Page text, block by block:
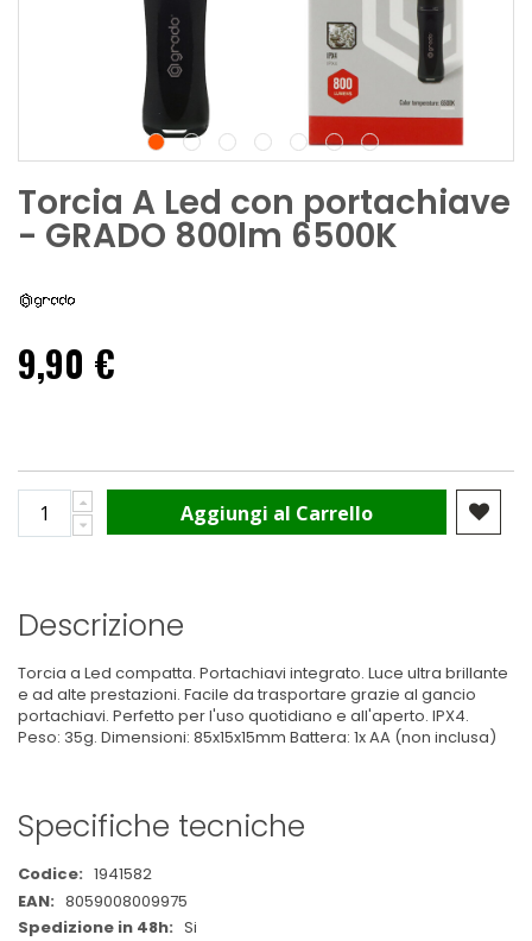
Torcia A Led con portachiave
- GRADO 800lm 6500K
9,90 €
Aggiungi al Carrello
Descrizione
Torcia a Led compatta. Portachiavi integrato. Luce ultra brillante
e ad alte prestazioni. Facile da trasportare grazie al gancio
portachiavi. Perfetto per l'uso quotidiano e all'aperto. IPX4.
Peso: 35g. Dimensioni: 85x15x15mm Battera: 1x AA (non inclusa)
Specifiche tecniche
Maggiori
Informazioni
1941582
8059008009975
Si